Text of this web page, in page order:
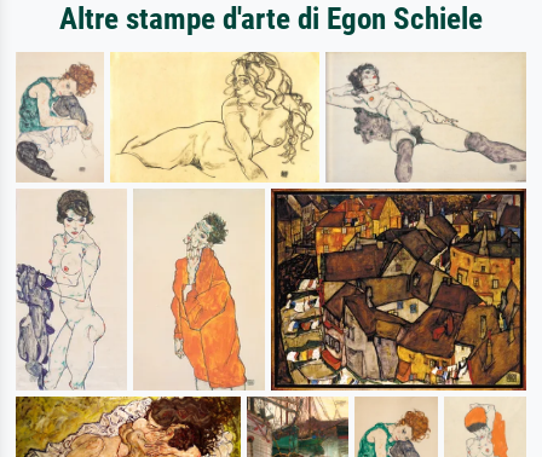
Altre stampe d'arte di Egon Schiele